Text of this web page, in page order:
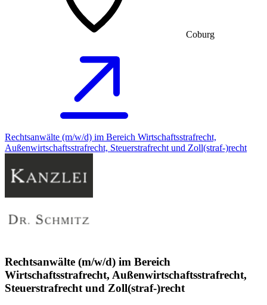
Coburg
Rechtsanwälte (m/w/d) im Bereich Wirtschaftsstrafrecht,
Außenwirtschaftsstrafrecht, Steuerstrafrecht und Zoll(straf-)recht
Rechtsanwälte (m/w/d) im Bereich
Wirtschaftsstrafrecht, Außenwirtschaftsstrafrecht,
Steuerstrafrecht und Zoll(straf-)recht